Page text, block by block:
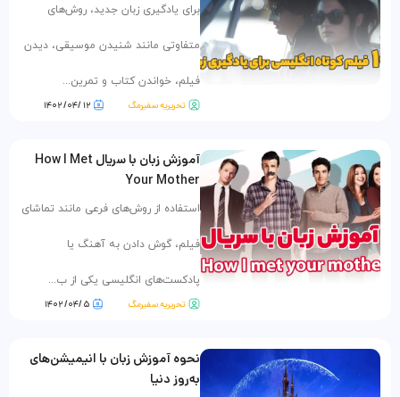
برای یادگیری زبان جدید، روش‌های
متفاوتی مانند شنیدن موسیقی، دیدن
فیلم، خواندن کتاب و تمرین...
تحریریه سفیرمگ ۱۲ /۰۴/ ۱۴۰۲
آموزش زبان با سریال How I Met
Your Mother
استفاده از روش‌های فرعی مانند تماشای
فیلم، گوش دادن به آهنگ یا
پادکست‌های انگلیسی یکی از ب...
تحریریه سفیرمگ ۵ /۰۴/ ۱۴۰۲
نحوه آموزش زبان با انیمیشن‌های
به‌روز دنیا